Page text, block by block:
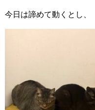
今日は諦めて動くとし、